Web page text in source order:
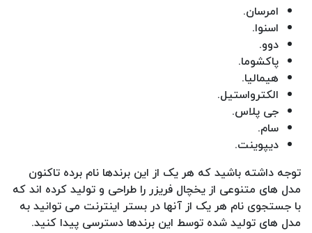
امرسان.
اسنوا.
دوو.
پاکشوما.
هیمالیا.
الکترواستیل.
جی پلاس.
سام.
دیپوینت.
توجه داشته باشید که هر یک از این برندها نام برده تاکنون
مدل های متنوعی از یخچال فریزر را طراحی و تولید کرده اند که
با جستجوی نام هر یک از آنها در بستر اینترنت می توانید به
مدل های تولید شده توسط این برندها دسترسی پیدا کنید.